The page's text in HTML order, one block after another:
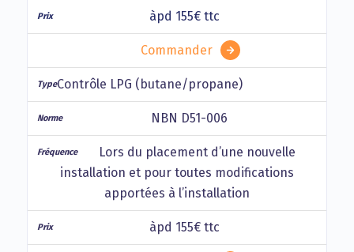
àpd 155€ ttc
Commander
Contrôle LPG (butane/propane)
NBN D51-006
Lors du placement d’une nouvelle
installation et pour toutes modifications
apportées à l’installation
àpd 155€ ttc